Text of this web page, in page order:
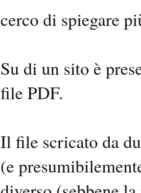
cerco di spiegare
Su di un sito è
file PDF.
Il file scricato da
(e